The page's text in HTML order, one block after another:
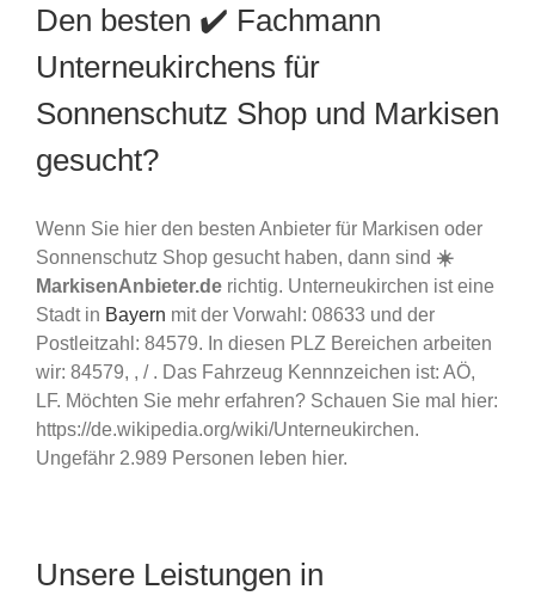
Den besten ✔️ Fachmann
Unterneukirchens für
Sonnenschutz Shop und Markisen
gesucht?
Wenn Sie hier den besten Anbieter für Markisen oder
Sonnenschutz Shop gesucht haben, dann sind ☀️
MarkisenAnbieter.de richtig. Unterneukirchen ist eine
Stadt in Bayern mit der Vorwahl: 08633 und der
Postleitzahl: 84579. In diesen PLZ Bereichen arbeiten
wir: 84579, , / . Das Fahrzeug Kennnzeichen ist: AÖ,
LF. Möchten Sie mehr erfahren? Schauen Sie mal hier:
https://de.wikipedia.org/wiki/Unterneukirchen.
Ungefähr 2.989 Personen leben hier.
Unsere Leistungen in